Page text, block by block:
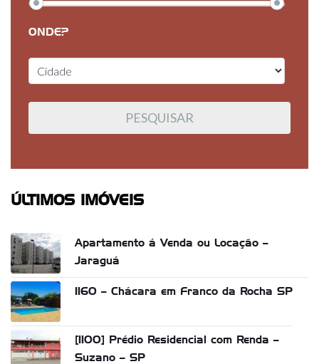
ONDE?
ÚLTIMOS IMÓVEIS
Apartamento á Venda ou Locação –
Jaraguá
1160 – Chácara em Franco da Rocha SP
[1100] Prédio Residencial com Renda –
Suzano – SP